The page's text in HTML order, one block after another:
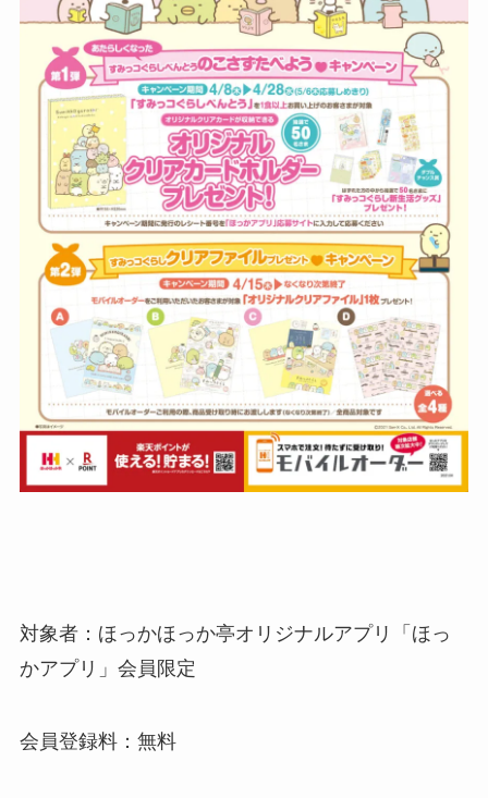
対象者：ほっかほっか亭オリジナルアプリ「ほっ
かアプリ」会員限定
会員登録料：無料